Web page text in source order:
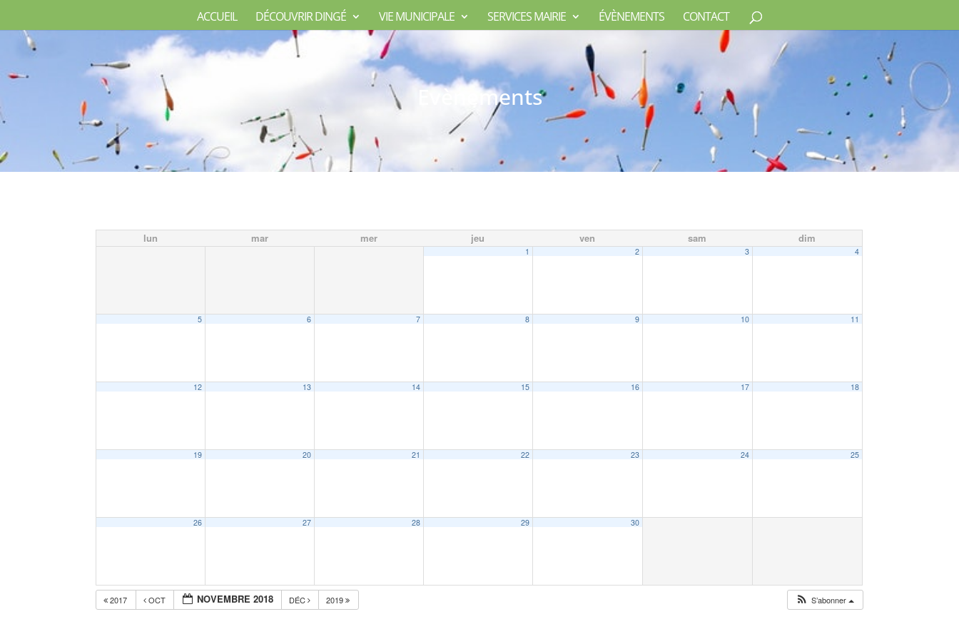
ACCUEIL DÉCOUVRIR DINGÉ VIE MUNICIPALE SERVICES MAIRIE ÉVÈNEMENTS CONTACT
Evènements
lun mar mer jeu ven sam dim
1 2 3 4
5 6 7 8 9 10 11
12 13 14 15 16 17 18
19 20 21 22 23 24 25
26 27 28 29 30
2017 OCT NOVEMBRE 2018 DÉC 2019 S’abonner